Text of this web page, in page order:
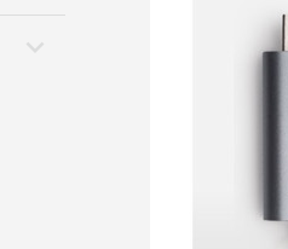
keyboard_arrow_down